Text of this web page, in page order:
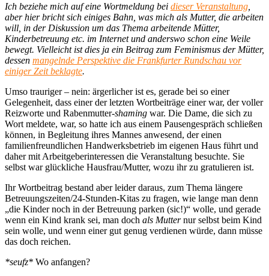
Ich beziehe mich auf eine Wortmeldung bei dieser Veranstaltung
aber hier bricht sich einiges Bahn, was mich als Mutter, die arbeiten
will, in der Diskussion um das Thema arbeitende Mütter,
Kinderbetreuung etc. im Internet und anderswo schon eine Weile
bewegt. Vielleicht ist dies ja ein Beitrag zum Feminismus der Mütter,
dessen mangelnde Perspektive die Frankfurter Rundschau vor
einiger Zeit beklagte.
Umso trauriger – nein: ärgerlicher ist es, gerade bei so einer
Gelegenheit, dass einer der letzten Wortbeiträge einer war, der voller
Reizworte und Rabenmutter-shaming war. Die Dame, die sich zu
Wort meldete, war, so hatte ich aus einem Pausengespräch schließen
können, in Begleitung ihres Mannes anwesend, der einen
familienfreundlichen Handwerksbetrieb im eigenen Haus führt und
daher mit Arbeitgeberinteressen die Veranstaltung besuchte. Sie
selbst war glückliche Hausfrau/Mutter, wozu ihr zu gratulieren ist.
Ihr Wortbeitrag bestand aber leider daraus, zum Thema längere
Betreuungszeiten/24-Stunden-Kitas zu fragen, wie lange man denn
„die Kinder noch in der Betreuung parken (sic!)“ wolle, und gerade
wenn ein Kind krank sei, man doch als Mutternur selbst beim Kind
sein wolle, und wenn einer gut genug verdienen würde, dann müsse
das doch reichen.
*seufz* Wo anfangen?